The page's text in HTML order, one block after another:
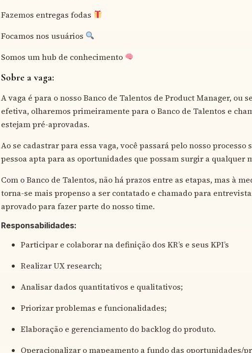
Fazemos entregas fodas
Focamos nos usuários
Somos um hub de conhecimento
Sobre a vaga:
A vaga é para o nosso Banco de Talentos de Product Manager, ou
efetiva, olharemos primeiramente para o Banco de Talentos e
estejam pré-aprovadas.
Ao se cadastrar para essa vaga, você passará pelo nosso
pessoa apta para as oportunidades que possam surgir a qualquer
Com o Banco de Talentos, não há prazos entre as etapas, mas à
torna-se mais propenso a ser contatado e chamado para
aprovado para fazer parte do nosso time.
Responsabilidades:
Participar e colaborar na definição dos KR’s e seus KPI’s
Realizar UX research;
Analisar dados quantitativos e qualitativos;
Priorizar problemas e funcionalidades;
Elaboração e gerenciamento do backlog do produto.
Operacionalizar o mapeamento a fundo das oportunidades/